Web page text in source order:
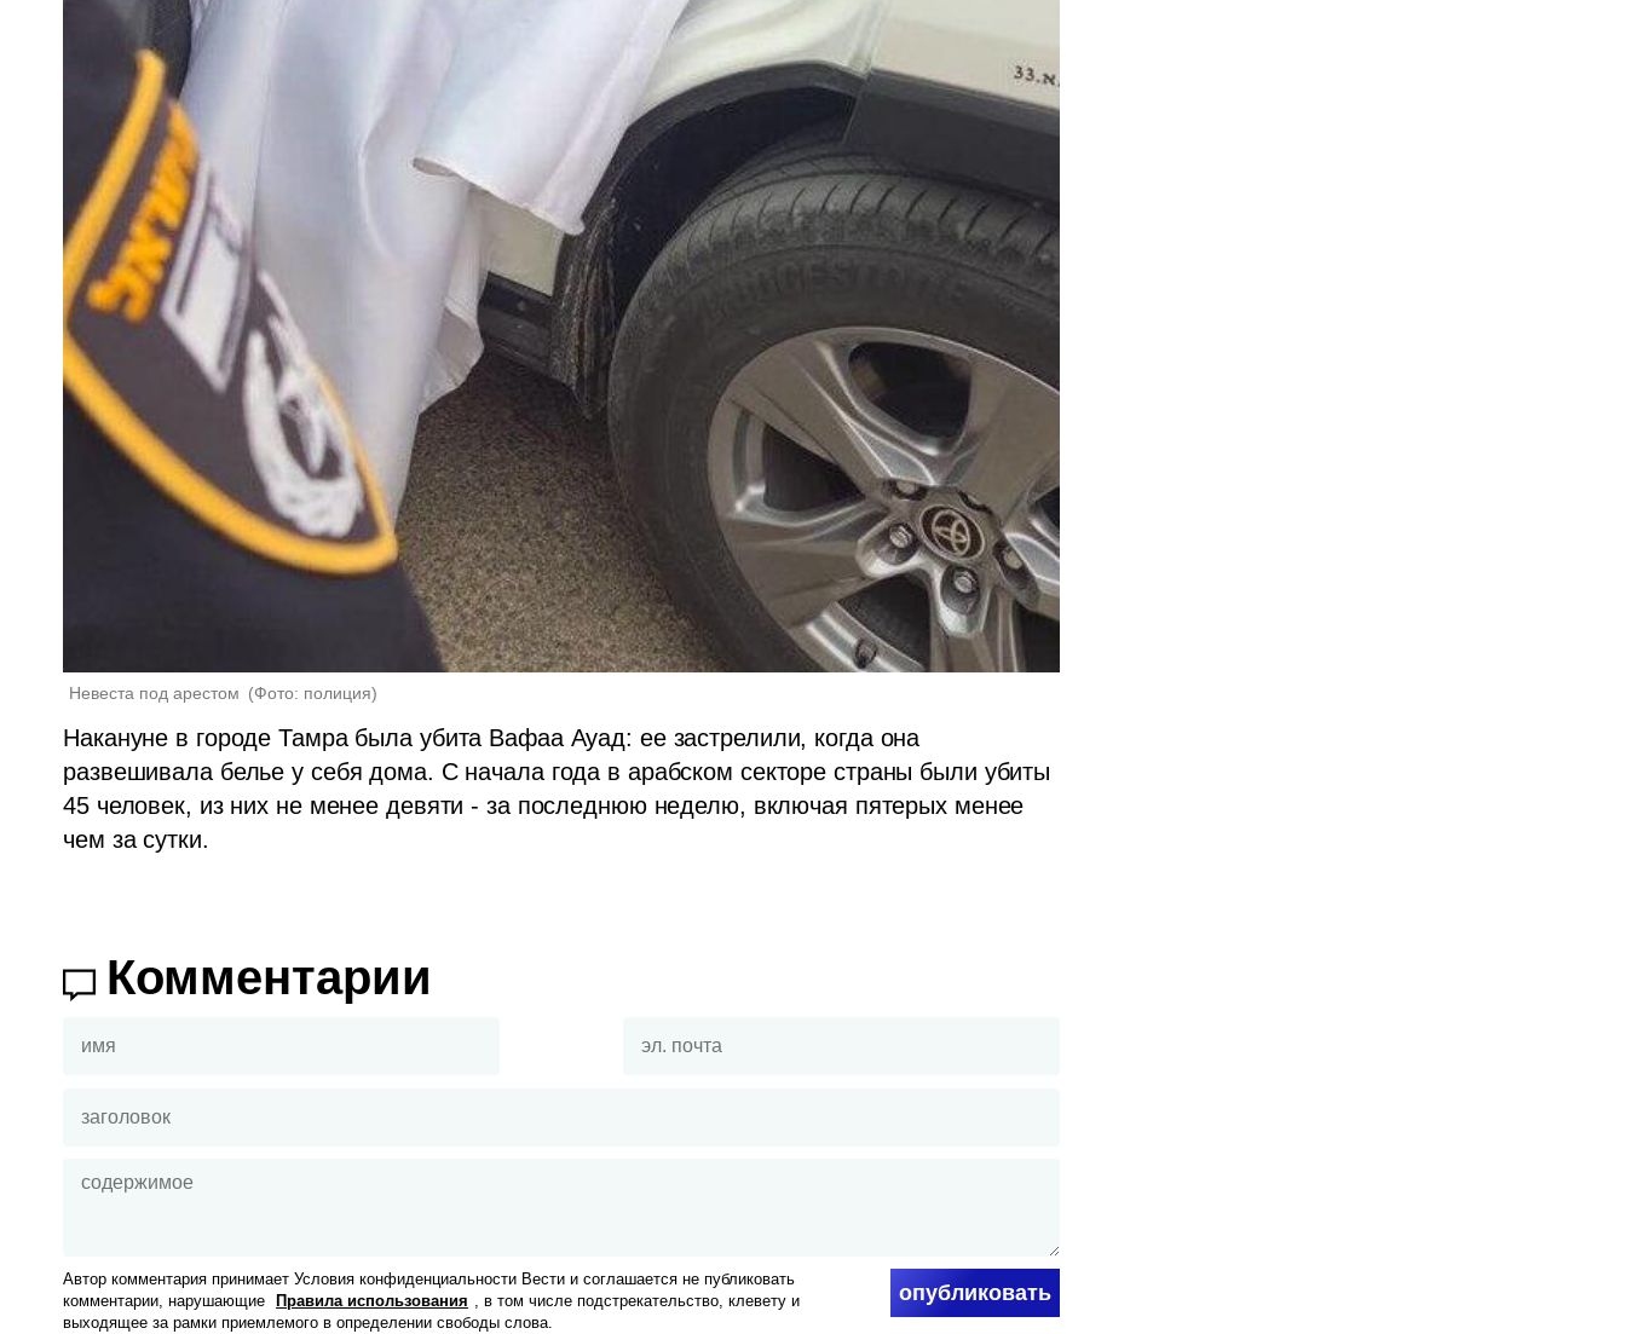
Невеста под арестом (Фото: полиция)
Накануне в городе Тамра была убита Вафаа Ауад: ее застрелили, когда она
развешивала белье у себя дома. С начала года в арабском секторе страны были убиты
45 человек, из них не менее девяти - за последнюю неделю, включая пятерых менее
чем за сутки.
Комментарии
Автор комментария принимает Условия конфиденциальности Вести и соглашается не публиковать
комментарии, нарушающие
Правила использования , в том числе подстрекательство, клевету и
выходящее за рамки приемлемого в определении свободы слова.
опубликовать